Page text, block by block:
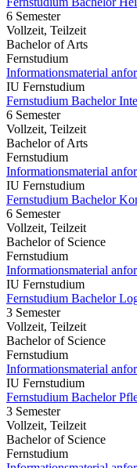
6 Semester
Vollzeit, Teilzeit
Bachelor of Arts
Fernstudium
Informationsmaterial
IU Fernstudium
Fernstudium Bachelor
6 Semester
Vollzeit, Teilzeit
Bachelor of Arts
Fernstudium
Informationsmaterial
IU Fernstudium
Fernstudium Bachelor
6 Semester
Vollzeit, Teilzeit
Bachelor of Science
Fernstudium
Informationsmaterial
IU Fernstudium
Fernstudium Bachelor
3 Semester
Vollzeit, Teilzeit
Bachelor of Science
Fernstudium
Informationsmaterial
IU Fernstudium
Fernstudium Bachelor
3 Semester
Vollzeit, Teilzeit
Bachelor of Science
Fernstudium